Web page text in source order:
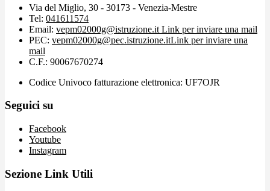
Via del Miglio, 30 - 30173 - Venezia-Mestre
Tel: 041611574
Email: vepm02000g@istruzione.it Link per inviare una mail
PEC: vepm02000g@pec.istruzione.itLink per inviare una
mail
C.F.: 90067670274
Codice Univoco fatturazione elettronica: UF7OJR
Seguici su
Facebook
Youtube
Instagram
Sezione Link Utili